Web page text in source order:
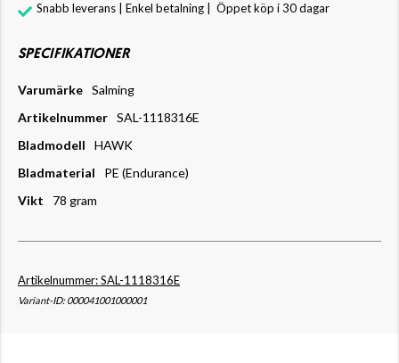
Snabb leverans | Enkel betalning | Öppet köp i 30 dagar
SPECIFIKATIONER
Varumärke Salming
Artikelnummer SAL-1118316E
Bladmodell
HAWK
Bladmaterial
PE (Endurance)
Vikt
78 gram
Artikelnummer: SAL-1118316E
Variant-ID: 000041001000001